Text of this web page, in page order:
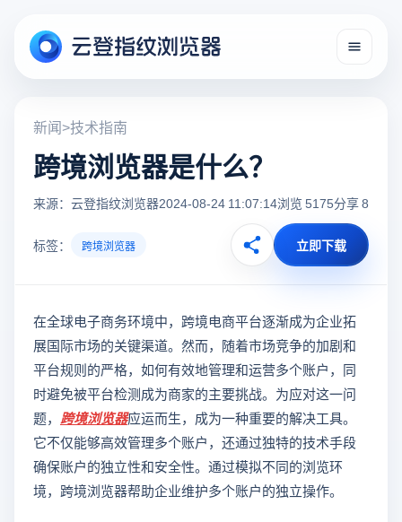
新闻>技术指南
跨境浏览器是什么？
来源：云登指纹浏览器2024-08-24 11:07:14浏览 5175分享 8
标签： 跨境浏览器 立即下载
在全球电子商务环境中，跨境电商平台逐渐成为企业拓
展国际市场的关键渠道。然而，随着市场竞争的加剧和
平台规则的严格，如何有效地管理和运营多个账户，同
时避免被平台检测成为商家的主要挑战。为应对这一问
题， 跨境浏览器应运而生，成为一种重要的解决工具。
它不仅能够高效管理多个账户，还通过独特的技术手段
确保账户的独立性和安全性。通过模拟不同的浏览环
境，跨境浏览器帮助企业维护多个账户的独立操作。